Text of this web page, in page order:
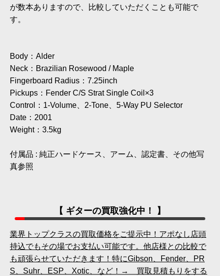
が数本ありますので、比較していただくことも可能で
す。
Body：Alder
Neck：Brazilian Rosewood / Maple
Fingerboard Radius：7.25inch
Pickups：Fender C/S Strat Single Coil×3
Control：1-Volume、2-Tone、5-Way PU Selector
Date：2001
Weight：3.5kg
付属品 : 純正ハードケース、アーム、認定書、その他写
真参照
【 ギターの買取強化中！ 】
業界トップクラスの買取価格をご提示中！アポなし店頭
持込でもその場でお支払い可能です。他店様との比較で
も頑張らせていただきます！特にGibson、Fender、PR
S、Suhr、ESP、Xotic、など！→ 買取見積もりをする